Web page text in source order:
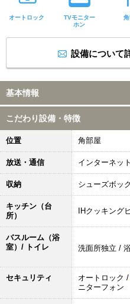
オートロック
TVモニター
ホン
設備について
基本情報
こだわり設備・特徴
位置 角部屋
放送・通信 インターネッ
収納 シューズボッ
キッチン（台
所）
IHクッキング
バスルーム（浴
室）/ トイレ
洗面所独立 /
セキュリティ オートロック /
ニターフォン